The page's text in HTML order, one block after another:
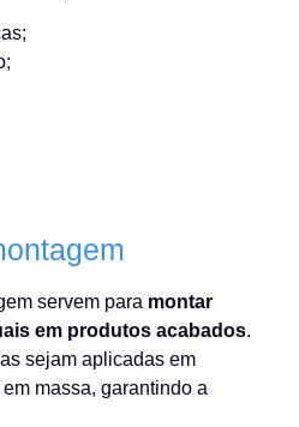
servem para montar
em produtos acabados.
sejam aplicadas em
massa, garantindo a